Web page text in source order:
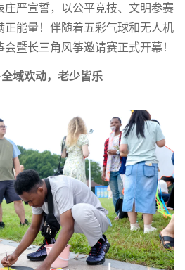
庄严宣誓，以公平竞技、文明参赛
正能量！伴随着五彩气球和无人机
暨长三角风筝邀请赛正式开幕！
全域欢动，老少皆乐